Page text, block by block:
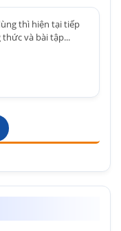
thì hiện tại tiếp
thức và bài tập...